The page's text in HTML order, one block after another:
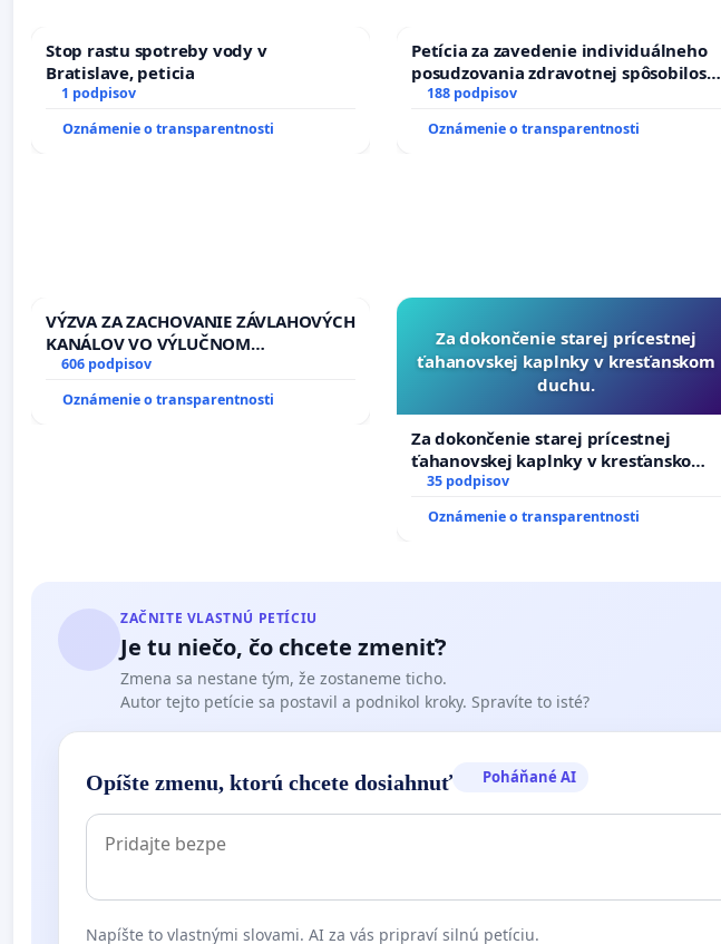
Stop rastu spotreby vody v
Bratislave, peticia
1 podpisov
Oznámenie o transparentnosti
Petícia za zavedenie individuálneho
posudzovania zdravotnej spôsobilosti
osôb s diabetom 1. a 2. typu pri
188 podpisov
Oznámenie o transparentnosti
VÝZVA ZA ZACHOVANIE ZÁVLAHOVÝCH
KANÁLOV VO VÝLUČNOM
VLASTNÍCTVE A POD KONTROLOU
riešenie zanedbaného stavu
606 podpisov
Oznámenie o transparentnosti
Za dokončenie starej prícestnej
ťahanovskej kaplnky v kresťanskom
duchu.
Za dokončenie starej prícestnej
ťahanovskej kaplnky v kresťanskom
duchu.
35 podpisov
Oznámenie o transparentnosti
ZAČNITE VLASTNÚ PETÍCIU
Je tu niečo, čo chcete zmeniť?
Zmena sa nestane tým, že zostaneme ticho.
Autor tejto petície sa postavil a podnikol kroky. Spravíte to isté?
Opíšte zmenu, ktorú chcete dosiahnuť Poháňané AI
Napíšte to vlastnými slovami. AI za vás pripraví silnú petíciu.